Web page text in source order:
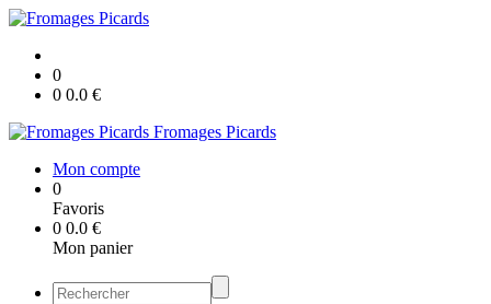
0
0 0.0 €
Fromages Picards
Mon compte
0
Favoris
0 0.0 €
Mon panier